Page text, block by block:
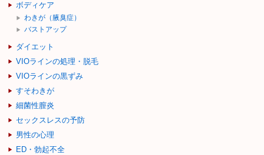
ボディケア
わきが（腋臭症）
バストアップ
ダイエット
VIOラインの処理・脱毛
VIOラインの黒ずみ
すそわきが
細菌性膣炎
セックスレスの予防
男性の心理
ED・勃起不全